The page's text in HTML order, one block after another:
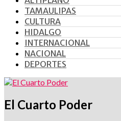
TAMAULIPAS
CULTURA
HIDALGO
INTERNACIONAL
NACIONAL
DEPORTES
El Cuarto Poder